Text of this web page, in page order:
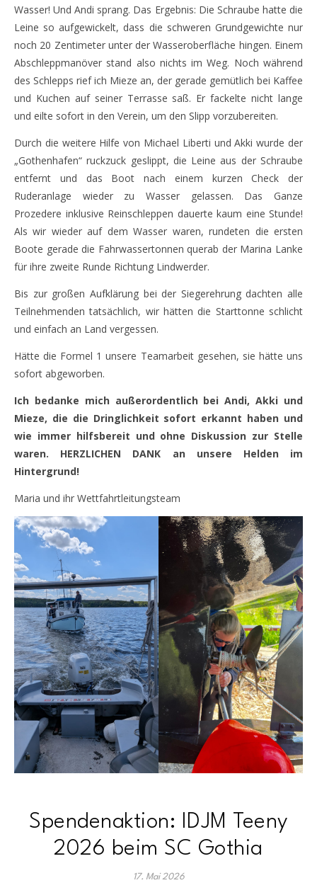
Wasser! Und Andi sprang. Das Ergebnis: Die Schraube hatte die
Leine so aufgewickelt, dass die schweren Grundgewichte nur
noch 20 Zentimeter unter der Wasseroberfläche hingen. Einem
Abschleppmanöver stand also nichts im Weg. Noch während
des Schlepps rief ich Mieze an, der gerade gemütlich bei Kaffee
und Kuchen auf seiner Terrasse saß. Er fackelte nicht lange
und eilte sofort in den Verein, um den Slipp vorzubereiten.
Durch die weitere Hilfe von Michael Liberti und Akki wurde der
„Gothenhafen“ ruckzuck geslippt, die Leine aus der Schraube
entfernt und das Boot nach einem kurzen Check der
Ruderanlage wieder zu Wasser gelassen. Das Ganze
Prozedere inklusive Reinschleppen dauerte kaum eine Stunde!
Als wir wieder auf dem Wasser waren, rundeten die ersten
Boote gerade die Fahrwassertonnen querab der Marina Lanke
für ihre zweite Runde Richtung Lindwerder.
Bis zur großen Aufklärung bei der Siegerehrung dachten alle
Teilnehmenden tatsächlich, wir hätten die Starttonne schlicht
und einfach an Land vergessen.
Hätte die Formel 1 unsere Teamarbeit gesehen, sie hätte uns
sofort abgeworben.
Ich bedanke mich außerordentlich bei Andi, Akki und
Mieze, die die Dringlichkeit sofort erkannt haben und
wie immer hilfsbereit und ohne Diskussion zur Stelle
waren. HERZLICHEN DANK an unsere Helden im
Hintergrund!
Maria und ihr Wettfahrtleitungsteam
Spendenaktion: IDJM Teeny
2026 beim SC Gothia
17. Mai 2026